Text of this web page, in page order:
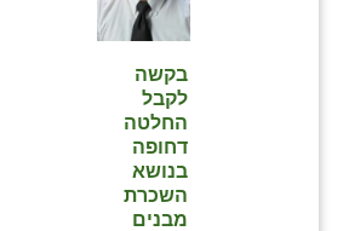
בקשה
לקבל
החלטה
דחופה
בנושא
השכרת
מבנים